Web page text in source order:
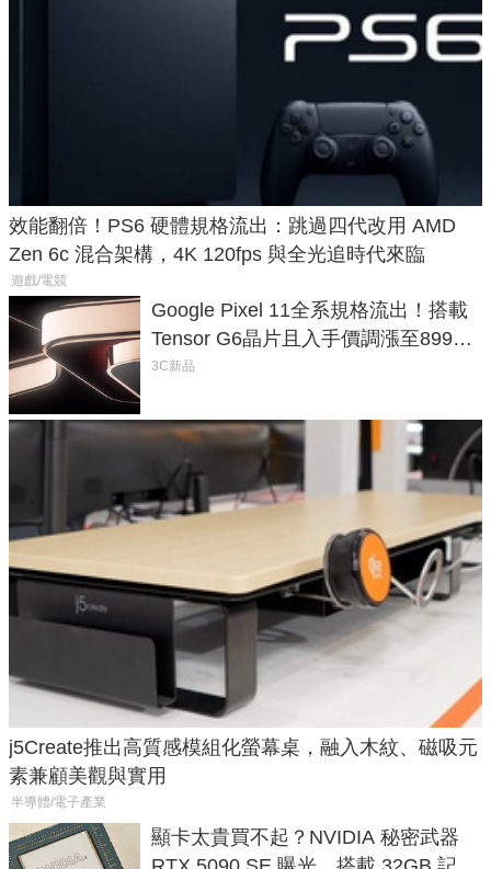
效能翻倍！PS6 硬體規格流出：跳過四代改用 AMD
Zen 6c 混合架構，4K 120fps 與全光追時代來臨
遊戲/電競
Google Pixel 11全系規格流出！搭載
Tensor G6晶片且入手價調漲至899美
元
3C新品
j5Create推出高質感模組化螢幕桌，融入木紋、磁吸元
素兼顧美觀與實用
半導體/電子產業
顯卡太貴買不起？NVIDIA 秘密武器